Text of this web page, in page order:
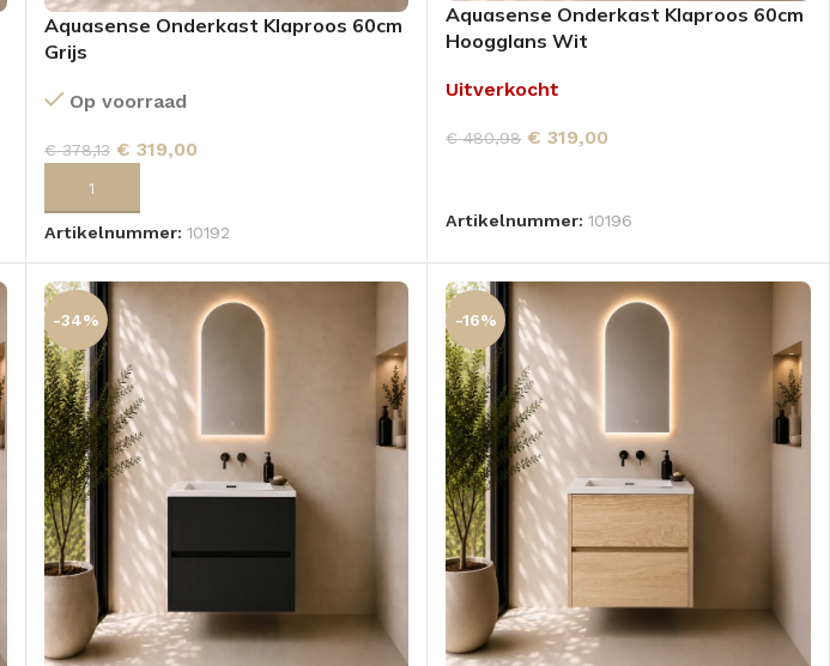
Aquasense Onderkast Klaproos 60cm
Grijs
Op voorraad
€378,13 € 319,00
TOEVOEGEN AAN WINKELWAGEN
Artikelnummer: 10192
Aquasense Onderkast Klaproos 60cm
Hoogglans Wit
Uitverkocht
€480,98 € 319,00
Artikelnummer:10196
-34% -16%